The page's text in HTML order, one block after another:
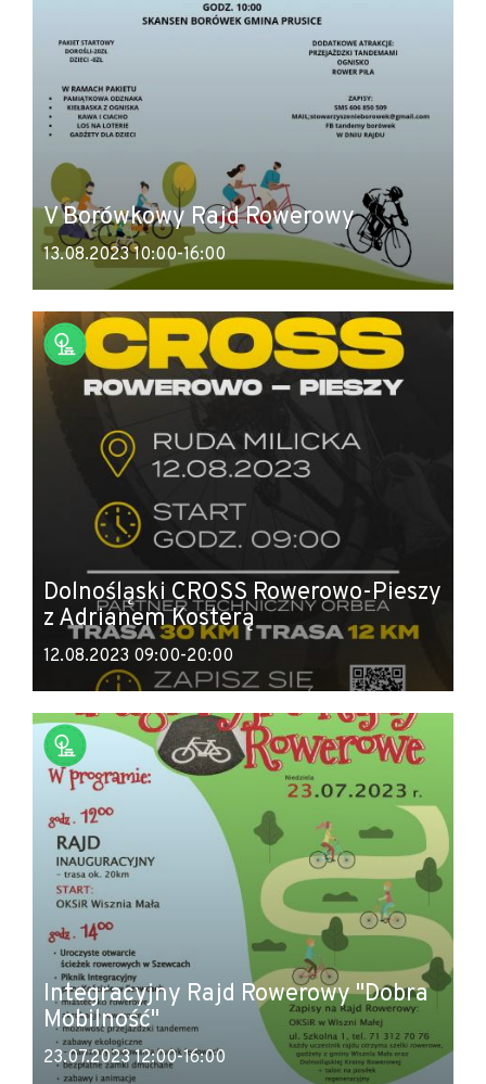
V Borówkowy Rajd Rowerowy
13.08.2023 10:00-16:00
Dolnośląski CROSS Rowerowo-Pieszy
z Adrianem Kosterą
12.08.2023 09:00-20:00
Integracyjny Rajd Rowerowy "Dobra
Mobilność"
23.07.2023 12:00-16:00